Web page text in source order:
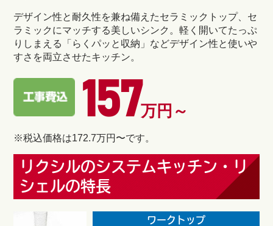
デザイン性と耐久性を兼ね備えたセラミックトップ、セ
ラミックにマッチする美しいシンク。軽く開いてたっぷ
りしまえる「らくパッと収納」などデザイン性と使いや
すさを両立させたキッチン。
157万円～
※税込価格は172.7万円〜です。
リクシルのシステムキッチン・リ
シェルの特長
ワークトップ